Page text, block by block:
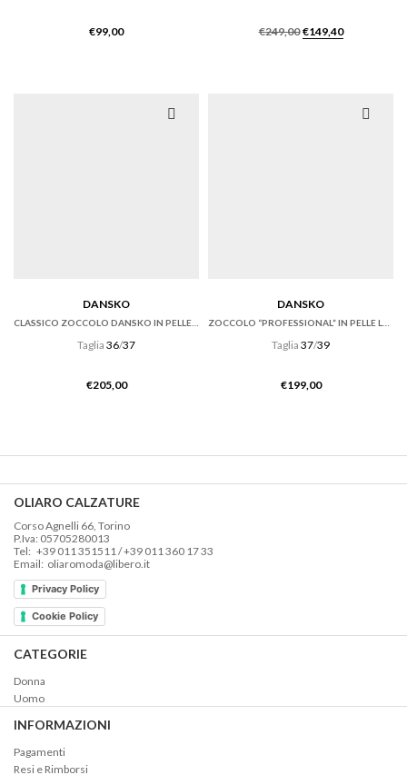
€99,00 €249,00 Il
€149,40Il
DANSKO
CLASSICO ZOCCOLO DANSKO IN PELLE TUMBLED RUSSET
Taglia 36/37
€205,00
DANSKO
ZOCCOLO “PROFESSIONAL” IN PELLE LUCIDA NERA
Taglia 37/39
€199,00
OLIARO CALZATURE
Corso Agnelli 66, Torino
P.Iva: 05705280013
Tel: +39 011 351511 / +39 011 360 17 33
Email: oliaromoda@libero.it
Privacy Policy
Cookie Policy
CATEGORIE
Donna
Uomo
INFORMAZIONI
Pagamenti
Resi e Rimborsi